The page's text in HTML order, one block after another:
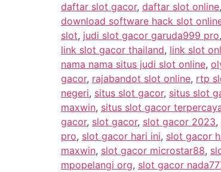
daftar slot gacor, daftar slot online,
download software hack slot
slot, judi slot gacor garuda999 pro,
link slot gacor thailand, link slot
nama nama situs judi slot online,
gacor, rajabandot slot online, rtp
negeri, situs slot gacor, situs slot
maxwin, situs slot gacor
gacor, slot gacor, slot gacor 2023,
pro, slot gacor hari ini, slot gacor
maxwin, slot gacor microstar88,
mpopelangi org, slot gacor